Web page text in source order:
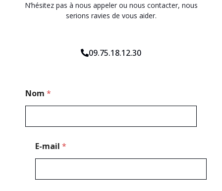
N’hésitez pas à nous appeler ou nous contacter, nous
serions ravies de vous aider.
09.75.18.12.30
é
l
Nom *
E-mail *